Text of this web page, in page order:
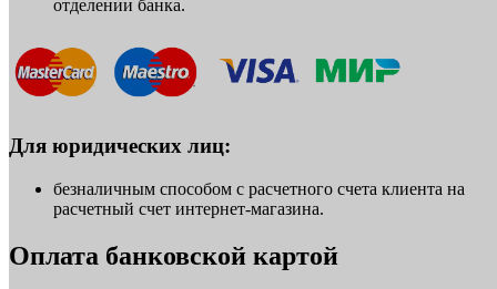
отделении банка.
Для юридических лиц:
безналичным способом с расчетного счета клиента на
расчетный счет интернет-магазина.
Оплата банковской картой